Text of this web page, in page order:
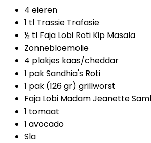
4 eieren
1 tl Trassie Trafasie
½ tl Faja Lobi Roti Kip Masala
Zonnebloemolie
4 plakjes kaas/cheddar
1 pak Sandhia's Roti
1 pak (126 gr) grillworst
Faja Lobi Madam Jeanette
1 tomaat
1 avocado
Sla